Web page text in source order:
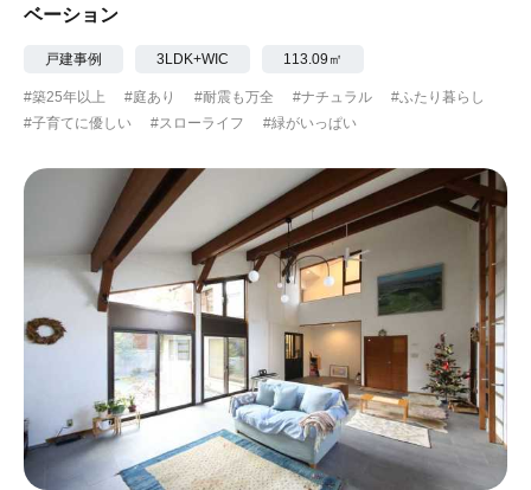
ベーション
戸建事例 3LDK+WIC 113.09㎡
#築25年以上 #庭あり #耐震も万全 #ナチュラル
#ふたり暮らし
#子育てに優しい
#スローライフ #緑がいっぱい